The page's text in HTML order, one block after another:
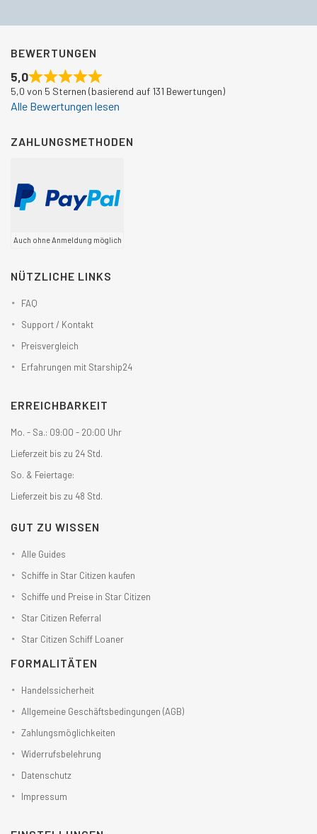
BEWERTUNGEN
5,0
5,0 von 5 Sternen (basierend auf 131 Bewertungen)
Alle Bewertungen lesen
ZAHLUNGSMETHODEN
Auch ohne Anmeldung möglich
NÜTZLICHE LINKS
FAQ
Support / Kontakt
Preisvergleich
Erfahrungen mit Starship24
ERREICHBARKEIT
Mo. - Sa.: 09:00 - 20:00 Uhr
Lieferzeit bis zu 24 Std.
So. & Feiertage:
Lieferzeit bis zu 48 Std.
GUT ZU WISSEN
Alle Guides
Schiffe in Star Citizen kaufen
Schiffe und Preise in Star Citizen
Star Citizen Referral
Star Citizen Schiff Loaner
FORMALITÄTEN
Handelssicherheit
Allgemeine Geschäftsbedingungen (AGB)
Zahlungsmöglichkeiten
Widerrufsbelehrung
Datenschutz
Impressum